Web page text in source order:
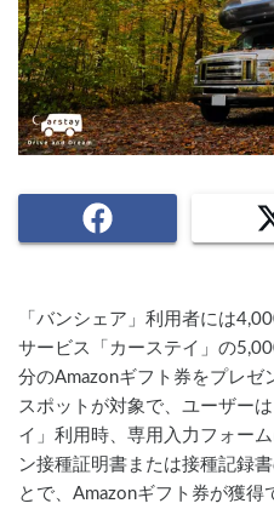
「バンシェア」利用者には
サービス「カーステイ」の
分のAmazonギフト券をプレゼ
スポットが対象で、ユーザー
イ」利用時、専用入力フォー
ン接種証明書または接種記録
とで、Amazonギフト券が獲